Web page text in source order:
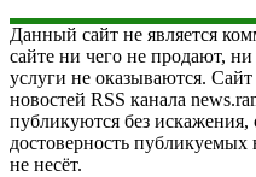
Данный сайт не является
сайте ни чего не продают,
услуги не оказываются. Сайт
новостей RSS канала
публикуются без искажения,
достоверность
не несёт.